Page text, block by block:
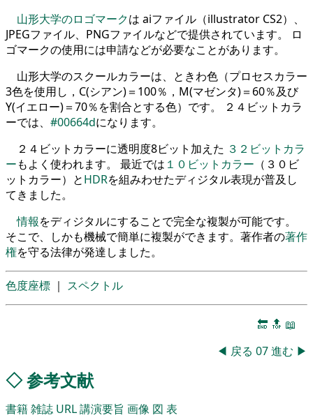
山形大学のロゴマークは aiファイル（illustrator CS2）、
JPEGファイル、PNGファイルなどで提供されています。 ロ
ゴマークの使用には申請などが必要なことがあります。
山形大学のスクールカラーは、ときわ色（プロセスカラー
3色を使用し，C(シアン)＝100％，M(マゼンタ)＝60％及び
Y(イエロー)＝70％を割合とする色）です。 ２４ビットカラ
ーでは、 #00664dになります。
２４ビットカラーに透明度8ビット加えた ３２ビットカラ
ーもよく使われます。 最近では １０ビットカラー （３０ビ
ットカラー）とHDRを組みわせたディジタル表現が普及し
てきました。
情報をディジタルにすることで完全な複製が可能です。
そこで、しかも機械で簡単に複製ができます。著作者の著作
権を守る法律が発達しました。
色度座標 ｜ スペクトル
🔚 🔝 📖
◀ 戻る 07進む ▶
◇参考文献
書籍雑誌 URL講演要旨 画像 図 表